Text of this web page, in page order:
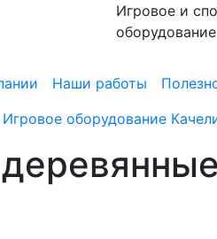
Игровое и
оборудование
Наши работы
Игровое оборудование